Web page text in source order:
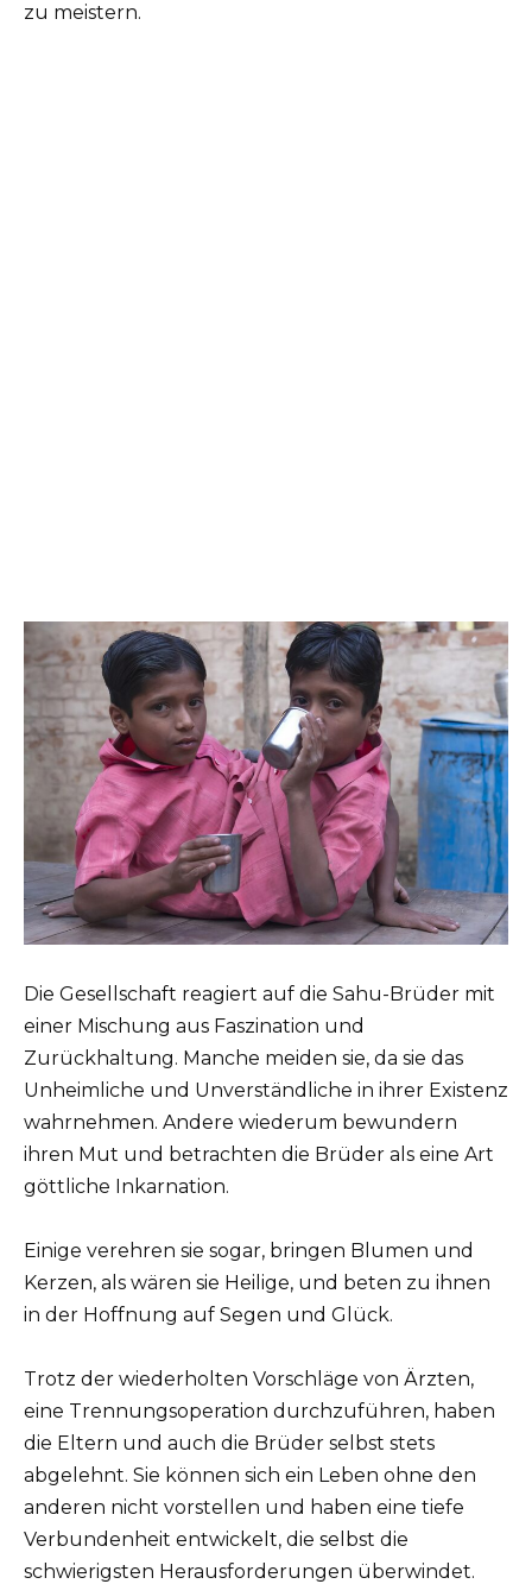
zu meistern.
Die Gesellschaft reagiert auf die Sahu-Brüder mit
einer Mischung aus Faszination und
Zurückhaltung. Manche meiden sie, da sie das
Unheimliche und Unverständliche in ihrer Existenz
wahrnehmen. Andere wiederum bewundern
ihren Mut und betrachten die Brüder als eine Art
göttliche Inkarnation.
Einige verehren sie sogar, bringen Blumen und
Kerzen, als wären sie Heilige, und beten zu ihnen
in der Hoffnung auf Segen und Glück.
Trotz der wiederholten Vorschläge von Ärzten,
eine Trennungsoperation durchzuführen, haben
die Eltern und auch die Brüder selbst stets
abgelehnt. Sie können sich ein Leben ohne den
anderen nicht vorstellen und haben eine tiefe
Verbundenheit entwickelt, die selbst die
schwierigsten Herausforderungen überwindet.